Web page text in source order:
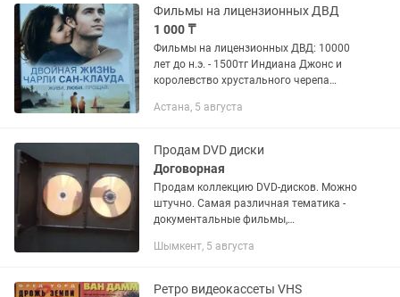
Фильмы на лицензионных ДВД
1 000 ₸
Фильмы на лицензионных ДВД: 10000
лет до н.э. - 1500тг Индиана Джонс и
королевство хрустального черепа
2000тг Двойная жизнь Чарли Сан-
Астана, 5 августа
Продам DVD диски
Договорная
Продам коллекцию DVD-дисков. Можно
штучно. Самая различная тематика -
документальные фильмы,
фильмы,боевики, концерты. Диски
звоните,уточняйте.
Шымкент, 5 августа
Ретро видеокассеты VHS